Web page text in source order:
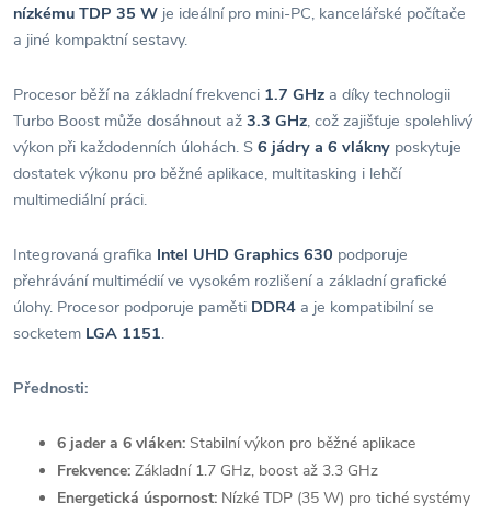
nízkému TDP 35 W je ideální pro mini-PC, kancelářské počítače
a jiné kompaktní sestavy.
Procesor běží na základní frekvenci 1.7 GHz a díky technologii
Turbo Boost může dosáhnout až 3.3 GHz, což zajišťuje spolehlivý
výkon při každodenních úlohách. S 6 jádry a 6 vlákny poskytuje
dostatek výkonu pro běžné aplikace, multitasking i lehčí
multimediální práci.
Integrovaná grafika Intel UHD Graphics 630 podporuje
přehrávání multimédií ve vysokém rozlišení a základní grafické
úlohy. Procesor podporuje paměti DDR4 a je kompatibilní se
socketem LGA 1151.
Přednosti:
6 jader a 6 vláken: Stabilní výkon pro běžné aplikace
Frekvence: Základní 1.7 GHz, boost až 3.3 GHz
Energetická úspornost: Nízké TDP (35 W) pro tiché systémy